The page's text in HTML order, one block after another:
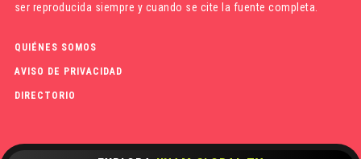
ser reproducida siempre y cuando se cite la fuente completa.
QUIÉNES SOMOS
AVISO DE PRIVACIDAD
DIRECTORIO